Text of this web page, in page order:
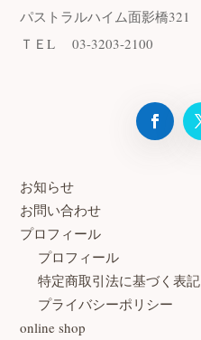
パストラルハイム面影橋321
ＴＥL03-3203-2100
お知らせ
お問い合わせ
プロフィール
プロフィール
特定商取引法に基づく表記
プライバシーポリシー
online shop